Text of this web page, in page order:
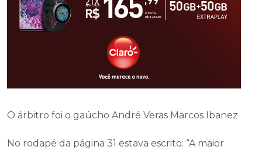
O árbitro foi o gaúcho André Veras Marcos Ibanez
No rodapé da página 31 estava escrito: “A maior